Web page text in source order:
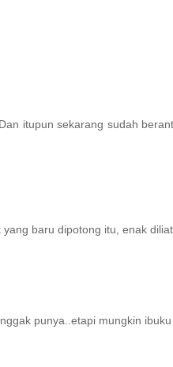
itupun sekarang sudah
baru dipotong itu, enak
punya..etapi mungkin